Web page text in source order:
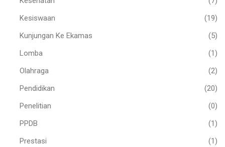
Kesiswaan
(19)
Kunjungan Ke Ekamas
(5)
Lomba
(1)
Olahraga
(2)
Pendidikan
(20)
Penelitian
(0)
PPDB
(1)
Prestasi
(1)